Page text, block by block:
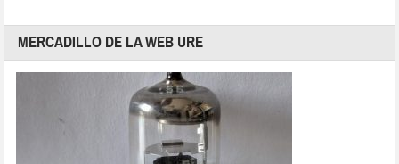
MERCADILLO DE LA WEB URE